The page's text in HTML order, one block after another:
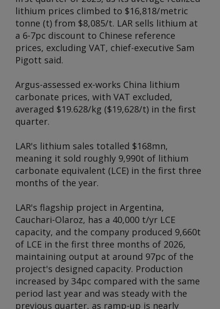
lithium prices climbed to $16,818/metric
tonne (t) from $8,085/t. LAR sells lithium at
a 6-7pc discount to Chinese reference
prices, excluding VAT, chief-executive Sam
Pigott said.
Argus-assessed ex-works China lithium
carbonate prices, with VAT excluded,
averaged $19.628/kg ($19,628/t) in the first
quarter.
LAR's lithium sales totalled $168mn,
meaning it sold roughly 9,990t of lithium
carbonate equivalent (LCE) in the first three
months of the year.
LAR's flagship project in Argentina,
Cauchari-Olaroz, has a 40,000 t/yr LCE
capacity, and the company produced 9,660t
of LCE in the first three months of 2026,
maintaining output at around 97pc of the
project's designed capacity. Production
increased by 34pc compared with the same
period last year and was steady with the
previous quarter, as ramp-up is nearly